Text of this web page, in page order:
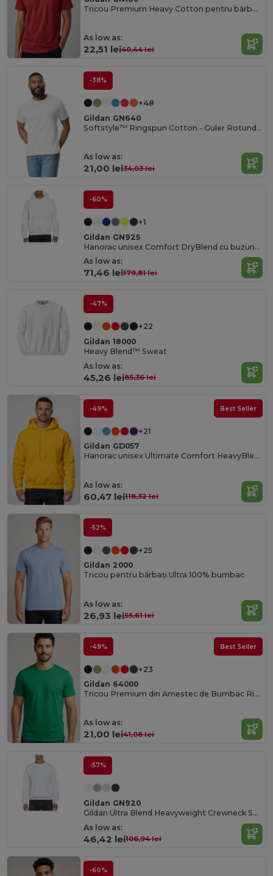
Tricou Premium Heavy Cotton pentru bărbați cu rezistență ridicată
As low as:
22,51 lei40,44 lei
-38%
+48
Gildan GN640
Softstyle™ Ringspun Cotton - Guler Rotund - Înaltă Calitate - Croială Regulară Tricou
As low as:
21,00 lei34,03 lei
-60%
+1
Gildan GN925
Hanorac unisex Comfort DryBlend cu buzunar tip kangaroo
As low as:
71,46 lei179,81 lei
-47%
+22
Gildan 18000
Heavy Blend™ Sweat
As low as:
45,26 lei85,36 lei
-49% Best Seller
+21
Gildan GD057
Hanorac unisex Ultimate Comfort HeavyBlend™
As low as:
60,47 lei118,32 lei
-52%
+25
Gildan 2000
Tricou pentru bărbați Ultra 100% bumbac
As low as:
26,93 lei55,61 lei
-49% Best Seller
+23
Gildan 64000
Tricou Premium din Amestec de Bumbac Ring-Spun
As low as:
21,00 lei41,08 lei
-57%
Gildan GN920
Gildan Ultra Blend Heavyweight Crewneck Sweatshirt
As low as:
46,42 lei106,94 lei
-60%